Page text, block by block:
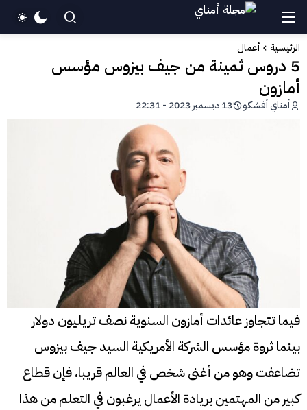
الرئيسية أعمال
5 دروس ثمينة من جيف بيزوس مؤسس
أمازون
أمناي أفشكو 13 ديسمبر 2023 - 22:31
فيما تتجاوز عائدات أمازون السنوية نصف تريليون دولار
بينما ثروة مؤسس الشركة الأمريكية السيد جيف بيزوس
تضاعفت وهو من أغنى شخص في العالم قريبا، فإن قطاع
كبير من المهتمين بريادة الأعمال يرغبون في التعلم من هذا